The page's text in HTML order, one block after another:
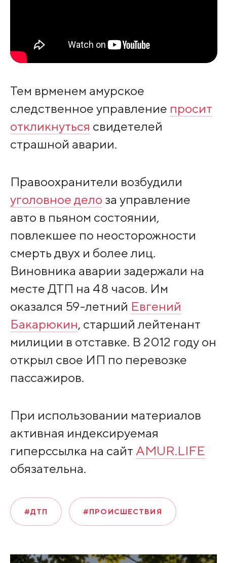
Тем врменем амурское
следственное управление просит
откликнуться свидетелей
страшной аварии.
Правоохранители возбудили
уголовное дело за управление
авто в пьяном состоянии,
повлекшее по неосторожности
смерть двух и более лиц.
Виновника аварии задержали на
месте ДТП на 48 часов. Им
оказался 59-летний Евгений
Бакарюкин, старший лейтенант
милиции в отставке. В 2012 году он
открыл свое ИП по перевозке
пассажиров.
При использовании материалов
активная индексируемая
гиперссылка на сайт AMUR.LIFE
обязательна.
#ДТП #ПРОИСШЕСТВИЯ